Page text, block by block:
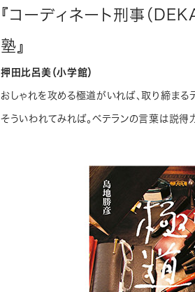
『コーディネート刑事（
塾』
押田比呂美（小学館）
おしゃれを攻める極道がいれば、取り締まる
そういわれてみれば。ベテランの言葉は説得